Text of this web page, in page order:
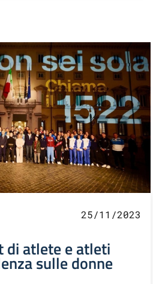
25/11/2023
di atlete e atleti
sulle donne